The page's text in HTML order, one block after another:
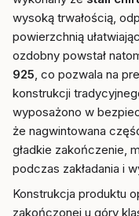
wysoką trwałością,
powierzchnią
ozdobny powstał
925, co pozwala na
konstrukcji
wyposażono w
że nagwintowana
gładkie zakończenie,
podczas zakładania i
Konstrukcja produktu
zakończonej u góry